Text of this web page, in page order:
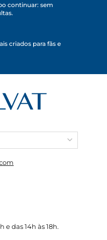
continuar: sem
criados para fãs e
e das 14h às 18h.